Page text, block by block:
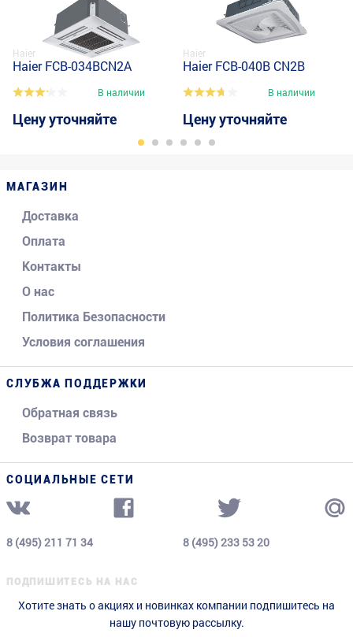
Haier
Haier FCB-034BCN2A
В наличии
Цену уточняйте
Haier
Haier FCB-040B CN2B
В наличии
Цену уточняйте
МАГАЗИН
Доставка
Оплата
Контакты
О нас
Политика Безопасности
Условия соглашения
СЛУБЖА ПОДДЕРЖКИ
Обратная связь
Возврат товара
СОЦИАЛЬНЫЕ СЕТИ
8 (495) 211 71 34 8 (495) 233 53 20
ПОДПИШИТЕСЬ НА НАС
Хотите знать о акциях и новинках компании подпишитесь на
нашу почтовую рассылку.